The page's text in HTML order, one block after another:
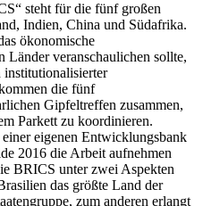
steht für die fünf großen
Indien, China und Südafrika.
ökonomische
Länder veranschaulichen sollte,
institutionalisierter
die fünf
Gipfeltreffen zusammen,
Parkett zu koordinieren.
eigenen Entwicklungsbank
2016 die Arbeit aufnehmen
BRICS unter zwei Aspekten
das größte Land der
zum anderen erlangt